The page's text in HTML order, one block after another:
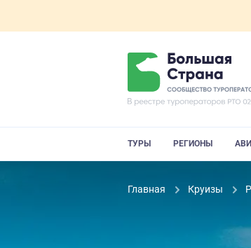
ТУРЫ РЕГИОНЫ
Главная Круизы